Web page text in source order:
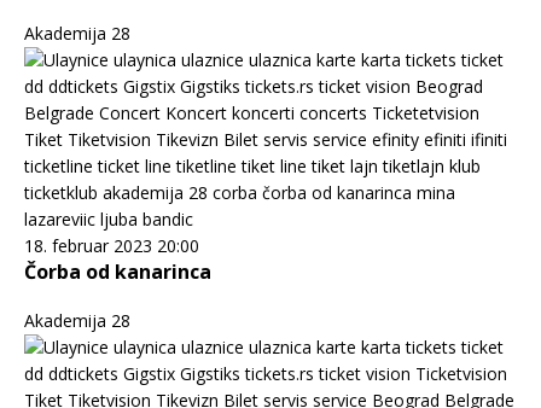
Akademija 28
18. februar 2023 20:00
Čorba od kanarinca
Akademija 28